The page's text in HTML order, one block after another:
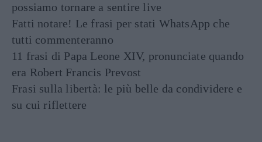
possiamo tornare a sentire live
Fatti notare! Le frasi per stati WhatsApp che
tutti commenteranno
11 frasi di Papa Leone XIV, pronunciate quando
era Robert Francis Prevost
Frasi sulla libertà: le più belle da condividere e
su cui riflettere